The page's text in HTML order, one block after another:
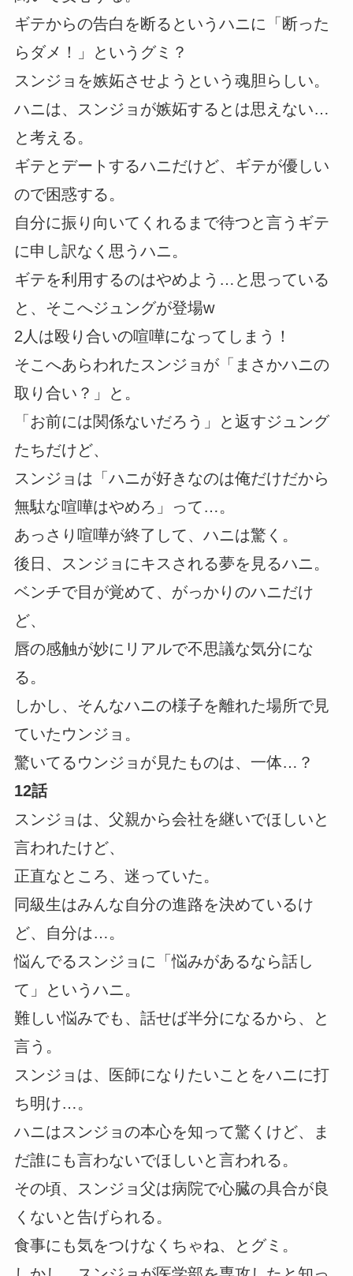
ギテからの告白を断るというハニに「断った
らダメ！」というグミ？
スンジョを嫉妬させようという魂胆らしい。
ハニは、スンジョが嫉妬するとは思えない…
と考える。
ギテとデートするハニだけど、ギテが優しい
ので困惑する。
自分に振り向いてくれるまで待つと言うギテ
に申し訳なく思うハニ。
ギテを利用するのはやめよう…と思っている
と、そこへジュングが登場w
2人は殴り合いの喧嘩になってしまう！
そこへあらわれたスンジョが「まさかハニの
取り合い？」と。
「お前には関係ないだろう」と返すジュング
たちだけど、
スンジョは「ハニが好きなのは俺だけだから
無駄な喧嘩はやめろ」って…。
あっさり喧嘩が終了して、ハニは驚く。
後日、スンジョにキスされる夢を見るハニ。
ベンチで目が覚めて、がっかりのハニだけ
ど、
唇の感触が妙にリアルで不思議な気分にな
る。
しかし、そんなハニの様子を離れた場所で見
ていたウンジョ。
驚いてるウンジョが見たものは、一体…？
12話
スンジョは、父親から会社を継いでほしいと
言われたけど、
正直なところ、迷っていた。
同級生はみんな自分の進路を決めているけ
ど、自分は…。
悩んでるスンジョに「悩みがあるなら話し
て」というハニ。
難しい悩みでも、話せば半分になるから、と
言う。
スンジョは、医師になりたいことをハニに打
ち明け…。
ハニはスンジョの本心を知って驚くけど、ま
だ誰にも言わないでほしいと言われる。
その頃、スンジョ父は病院で心臓の具合が良
くないと告げられる。
食事にも気をつけなくちゃね、とグミ。